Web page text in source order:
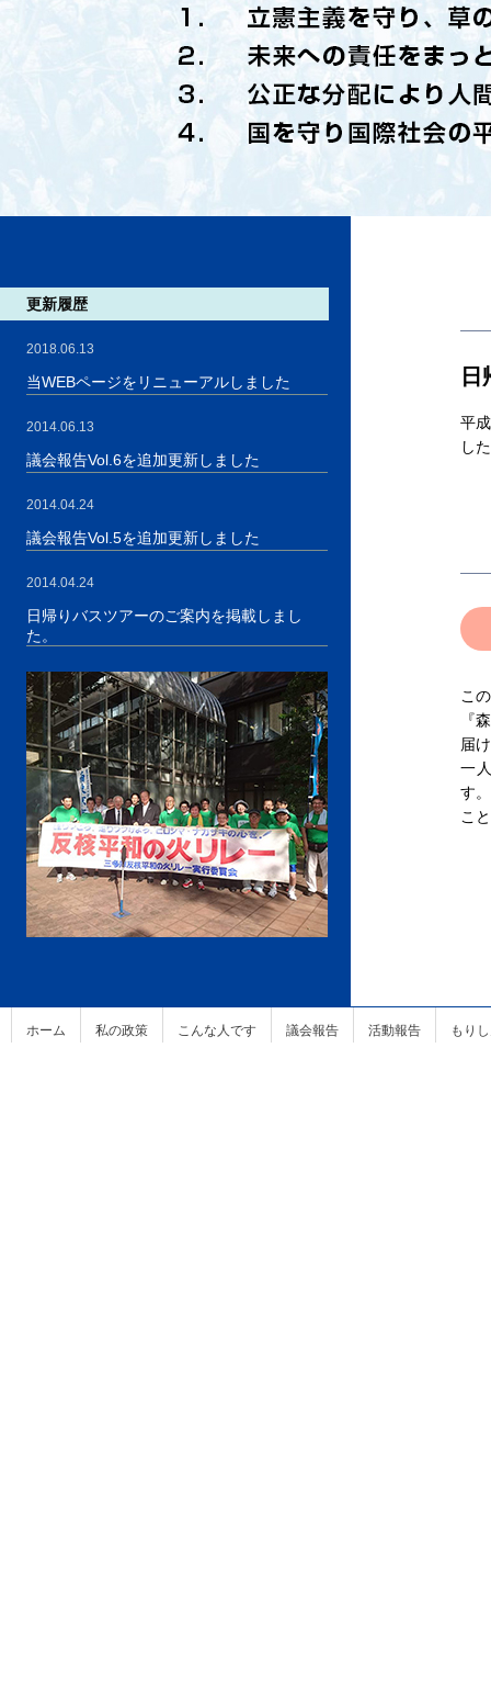
更新履歴
2018.06.13
当WEBページをリニューアルしました
2014.06.13
議会報告Vol.6を追加更新しました
2014.04.24
議会報告Vol.5を追加更新しました
2014.04.24
日帰りバスツアーのご案内を掲載しまし
た。
平
し
こ
『
届
一
す
こ
ホーム 私の政策 こんな人です 議会報告 活動報告 もり